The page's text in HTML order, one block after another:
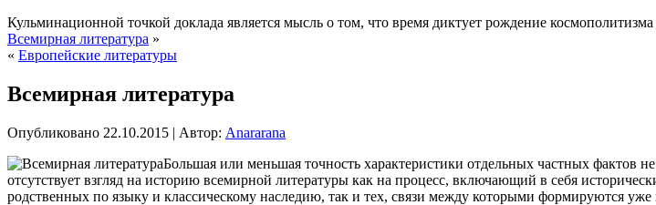
Кульминационной точкой доклада является мысль о том, что время диктует рождение
Всемирная литература »
« Европейские литературы
Всемирная литература
Опубликовано 22.10.2015 | Автор: Anararana
Большая или меньшая точность характеристики отдельных частных фактов
отсутствует взгляд на историю всемирной литературы как на процесс, включающий в себя
родственных по языку и классическому наследию, так и тех, связи между которыми формируются уже